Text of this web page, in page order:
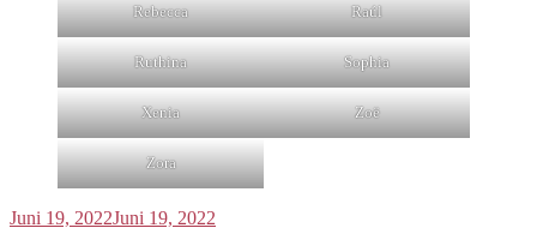
Rebecca Raúl
Ruthina Sophia
Xenia Zoë
Zora
Veröffentlicht
Juni 19, 2022Juni 19, 2022